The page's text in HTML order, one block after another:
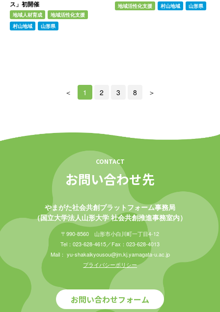
ス」初開催
地域人材育成
地域活性化支援
村山地域
山形県
地域活性化支援 村山地域 山形県
＜ 1 2 3 8 ＞
CONTACT
お問い合わせ先
やまがた社会共創プラットフォーム事務局
（国立大学法人山形大学 社会共創推進事務室内）
〒990-8560 山形市小白川町一丁目4-12
Tel：023-628-4615／Fax：023-628-4013
Mail： yu-shakaikyousou@jm.kj.yamagata-u.ac.jp
プライバシーポリシー
お問い合わせフォーム